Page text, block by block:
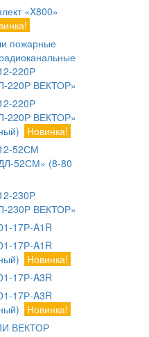
«X800»
пожарные
220Р
220Р ВЕКТОР»
220Р
220Р ВЕКТОР»
Новинка!
52СМ
52СМ» (8-80
230Р
230Р ВЕКТОР»
17Р-A1R
17Р-A1R
Новинка!
17Р-A3R
17Р-A3R
Новинка!
ВЕКТОР